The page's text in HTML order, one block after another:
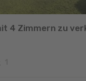
4 Zimmern zu